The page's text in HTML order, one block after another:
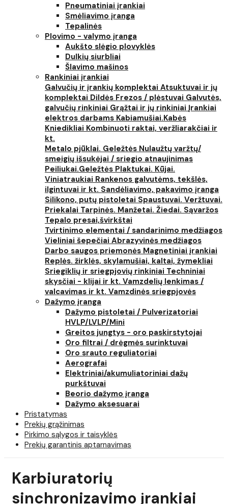
Pneumatiniai įrankiai
Smėliavimo įranga
Tepalinės
Plovimo - valymo įranga
Aukšto slėgio plovyklės
Dulkių siurbliai
Šlavimo mašinos
Rankiniai įrankiai
Galvučių ir įrankių komplektai Atsuktuvai ir jų
komplektai Dildės Frezos / plėstuvai Galvutės,
galvučių rinkiniai Grąžtai ir jų rinkiniai Įrankiai
elektros darbams Kabiamušiai.Kabės
Kniedikliai Kombinuoti raktai, veržliarakčiai ir
kt.
Metalo pjūklai. Geležtės Nulaužtų varžtų/
smeigių išsukėjai / sriegio atnaujinimas
Peiliukai.Geležtės Plaktukai. Kūjai.
Viniatraukiai Rankenos galvutėms, tekšlės,
ilgintuvai ir kt. Sandėliavimo, pakavimo įranga
Silikono, putų pistoletai Spaustuvai. Veržtuvai.
Priekalai Tarpinės. Manžetai. Žiedai. Sąvaržos
Tepalo presai,švirkštai
Tvirtinimo elementai / sandarinimo medžiagos
Vieliniai šepečiai Abrazyvinės medžiagos
Darbo saugos priemonės Magnetiniai įrankiai
Replės. žirklės, skylamušiai, kaltai, žymekliai
Sriegiklių ir sriegpjovių rinkiniai Techniniai
skysčiai - klijai ir kt. Vamzdelių lenkimas /
valcavimas ir kt. Vamzdinės sriegpjovės
Dažymo įranga
Dažymo pistoletai / Pulverizatoriai
HVLP/LVLP/Mini
Greitos jungtys - oro paskirstytojai
Oro filtrai / drėgmės surinktuvai
Oro srauto reguliatoriai
Aerografai
Elektriniai/akumuliatoriniai dažų
purkštuvai
Beorio dažymo įranga
Dažymo aksesuarai
Pristatymas
Prekių grąžinimas
Pirkimo sąlygos ir taisyklės
Prekių garantinis aptarnavimas
Karbiuratorių
sinchronizavimo įrankiai